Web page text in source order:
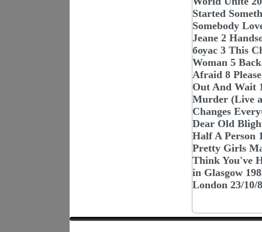
Started
Somebody
Jeane 2
боуас 3 This
Woman 5
Afraid 8
Out And Wait
Murder (Live
Changes
Dear Old
Half A Person
Pretty Girls
Think You've
in Glasgow
London 23/